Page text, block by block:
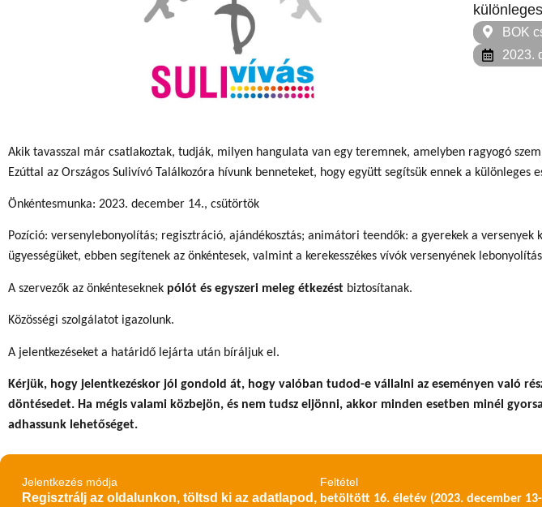
BOK
2023.
Akik tavasszal már csatlakoztak, tudják, milyen hangulata van egy teremnek, amelyben ragyogó
Ezúttal az Országos Sulivívó Találkozóra hívunk benneteket, hogy együtt segítsük ennek a különleges
Önkéntesmunka: 2023. december 14., csütörtök
Pozíció: versenylebonyolítás; regisztráció, ajándékosztás; animátori teendők: a gyerekek a versenyek
ügyességüket, ebben segítenek az önkéntesek, valmint a kerekesszékes vívók versenyének
A szervezők az önkénteseknek pólót és egyszeri meleg étkezést biztosítanak.
Közösségi szolgálatot igazolunk.
A jelentkezéseket a határidő lejárta után bíráljuk el.
Kérjük, hogy jelentkezéskor jól gondold át, hogy valóban tudod-e vállalni az eseményen való
döntésedet. Ha mégis valami közbejön, és nem tudsz eljönni, akkor minden esetben minél
adhassunk lehetőséget.
Jelentkezés módja
Regisztrálj az oldalunkon, töltsd ki az adatlapod,
Feltétel
betöltött 16. életév (2023. december